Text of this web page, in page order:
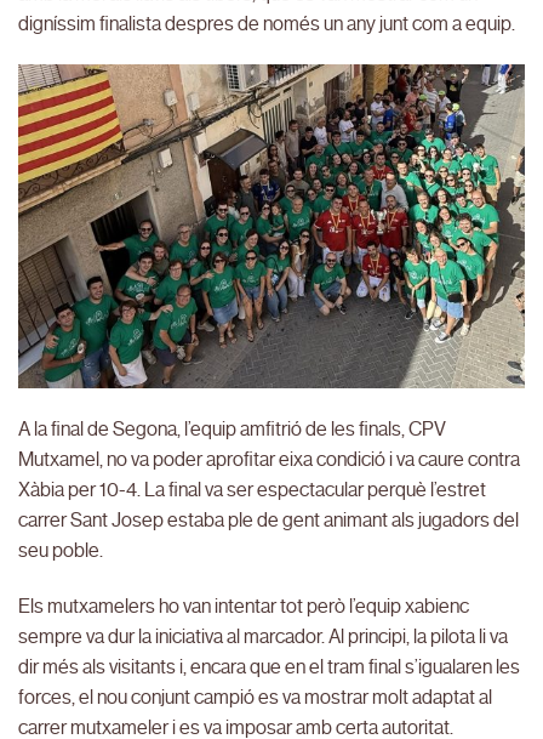
digníssim finalista despres de només un any junt com a equip.
A la final de Segona, l’equip amfitrió de les finals, CPV
Mutxamel, no va poder aprofitar eixa condició i va caure contra
Xàbia per 10-4. La final va ser espectacular perquè l’estret
carrer Sant Josep estaba ple de gent animant als jugadors del
seu poble.
Els mutxamelers ho van intentar tot però l’equip xabienc
sempre va dur la iniciativa al marcador. Al principi, la pilota li va
dir més als visitants i, encara que en el tram final s’igualaren les
forces, el nou conjunt campió es va mostrar molt adaptat al
carrer mutxameler i es va imposar amb certa autoritat.